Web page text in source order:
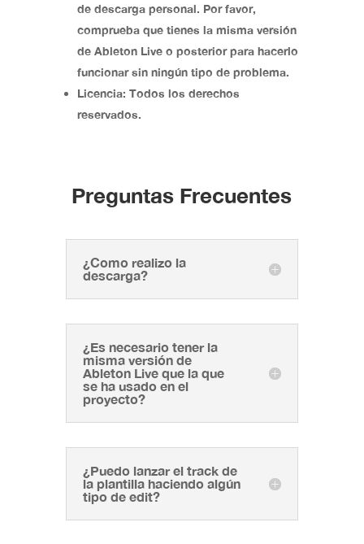
de descarga personal. Por favor,
comprueba que tienes la misma versión
de Ableton Live o posterior para hacerlo
funcionar sin ningún tipo de problema.
Licencia: Todos los derechos
reservados.
Preguntas Frecuentes
¿Como realizo la
descarga?
¿Es necesario tener la
misma versión de
Ableton Live que la que
se ha usado en el
proyecto?
¿Puedo lanzar el track de
la plantilla haciendo algún
tipo de edit?